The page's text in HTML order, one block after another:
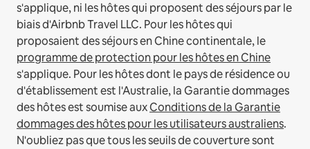
s'applique, ni les hôtes qui proposent des séjours par le
biais d'Airbnb Travel LLC. Pour les hôtes qui
proposaient des séjours en Chine continentale, le
programme de protection pour les hôtes en Chine
s'applique. Pour les hôtes dont le pays de résidence ou
d'établissement est l'Australie, la Garantie dommages
des hôtes est soumise auxConditions de la Garantie
dommages des hôtes pour les utilisateurs australiens.
N'oubliez pas que tous les seuils de couverture sont